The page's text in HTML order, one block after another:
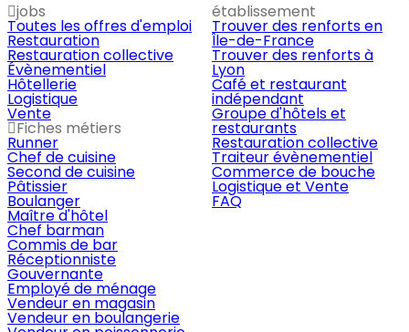
jobs
Toutes les offres d'emploi
Restauration
Restauration collective
Évènementiel
Hôtellerie
Logistique
Vente
Fiches métiers
Runner
Chef de cuisine
Second de cuisine
Pâtissier
Boulanger
Maître d'hôtel
Chef barman
Commis de bar
Réceptionniste
Gouvernante
Employé de ménage
Vendeur en magasin
Vendeur en boulangerie
établissement
Trouver des renforts en
Île-de-France
Trouver des renforts à
Lyon
Café et restaurant
indépendant
Groupe d'hôtels et
restaurants
Restauration collective
Traiteur évènementiel
Commerce de bouche
Logistique et Vente
FAQ